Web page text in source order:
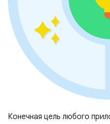
Конечная цель любого